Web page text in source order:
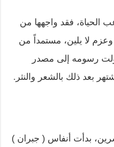
الحياة، فقد واجهها من
لا يلين، مستمداً من
رسومه إلى مصدر
بعد ذلك بالشعر والنثر.
بدأت أنفاس ( جبران )